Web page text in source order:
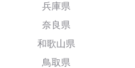
兵庫県
奈良県
和歌山県
鳥取県